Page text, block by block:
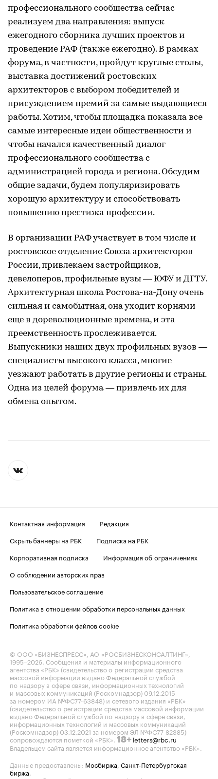
профессионального сообщества сейчас
реализуем два направления: выпуск
ежегодного сборника лучших проектов и
проведение РАФ (также ежегодно). В рамках
форума, в частности, пройдут круглые столы,
выставка достижений ростовских
архитекторов с выбором победителей и
присуждением премий за самые выдающиеся
работы. Хотим, чтобы площадка показала все
самые интересные идеи общественности и
чтобы начался качественный диалог
профессионального сообщества с
администрацией города и региона. Обсудим
общие задачи, будем популяризировать
хорошую архитектуру и способствовать
повышению престижа профессии.
В организации РАФ участвует в том числе и
ростовское отделение Союза архитекторов
России, привлекаем застройщиков,
девелоперов, профильные вузы — ЮФУ и ДГТУ.
Архитектурная школа Ростова-на-Дону очень
сильная и самобытная, она уходит корнями
еще в дореволюционные времена, и эта
преемственность прослеживается.
Выпускники наших двух профильных вузов —
специалисты высокого класса, многие
уезжают работать в другие регионы и страны.
Одна из целей форума — привлечь их для
обмена опытом.
Контактная информация
Редакция
Скрыть баннеры на РБК
Подписка на РБК
Корпоративная подписка
Информация об ограничениях
О соблюдении авторских прав
Пользовательское соглашение
Политика в отношении обработки персональных данных
Политика обработки файлов cookie
© ООО «БИЗНЕСПРЕСС», АО «РОСБИЗНЕСКОНСАЛТИНГ»,
1995–2026 . Сообщения и материалы информационного
агентства «РБК» (свидетельство о регистрации средства
массовой информации выдано Федеральной службой
по надзору в сфере связи, информационных технологий
и массовых коммуникаций (Роскомнадзор) 09.12.2015
за номером ИА №ФС77-63848) и сетевого издания «РБК»
(свидетельство о регистрации средства массовой информации
выдано Федеральной службой по надзору в сфере связи,
информационных технологий и массовых коммуникаций
(Роскомнадзор) 03.12.2021 за номером ЭЛ №ФС77-82385)
сопровождаются пометкой «РБК». 18+ letters@rbc.ru
Владельцем сайта является информационное агентство «РБК».
Данные предоставлены: Мосбиржа Санкт-Петербургская
биржа